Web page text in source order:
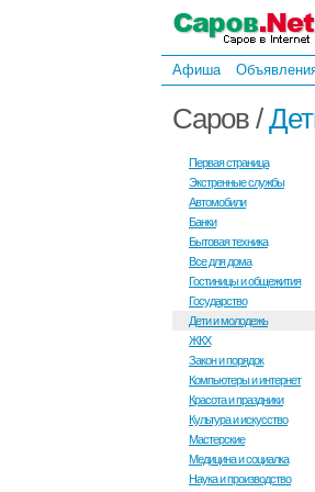
Афиша
Саров /
Первая страница
Экстренные службы
Автомобили
Банки
Бытовая техника
Все для дома
Гостиницы и общежития
Государство
Дети и молодежь
ЖКХ
Закон и порядок
Компьютеры и интернет
Красота и праздники
Культура и искусство
Мастерские
Медицина и социалка
Наука и производство